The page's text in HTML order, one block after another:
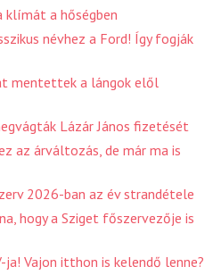
klímát a hőségben
névhez a Ford! Így fogják
mentettek a lángok elől
Lázár János fizetését
az árváltozás, de már ma is
2026-ban az év strandétele
hogy a Sziget főszervezője is
ja! Vajon itthon is kelendő lenne?